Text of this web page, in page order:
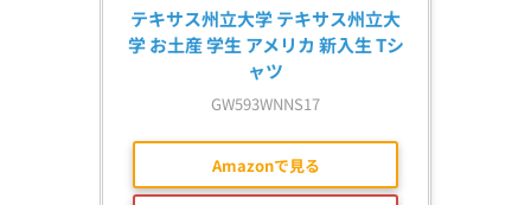
テキサス州立大学 テキサス州立大
学 お土産 学生 アメリカ 新入生 Tシ
ャツ
GW593WNNS17
Amazonで見る